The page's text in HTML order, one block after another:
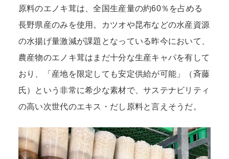
原料のエノキ茸は、全国生産量の約60％を占める
長野県産のみを使用。カツオや昆布などの水産資源
の水揚げ量激減が課題となっている昨今において、
農産物のエノキ茸はまだ十分な生産キャパを有して
おり、「産地を限定しても安定供給が可能」（斉藤
氏）という非常に希少な素材で、サステナビリティ
の高い次世代のエキス・だし原料と言えそうだ。